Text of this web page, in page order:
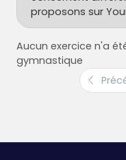
proposons sur
Aucun exercice n'a
gymnastique